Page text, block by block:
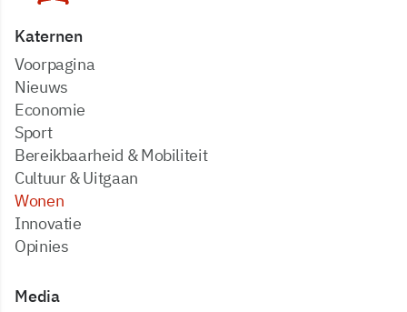
Katernen
Voorpagina
Nieuws
Economie
Sport
Bereikbaarheid & Mobiliteit
Cultuur & Uitgaan
Wonen
Innovatie
Opinies
Media